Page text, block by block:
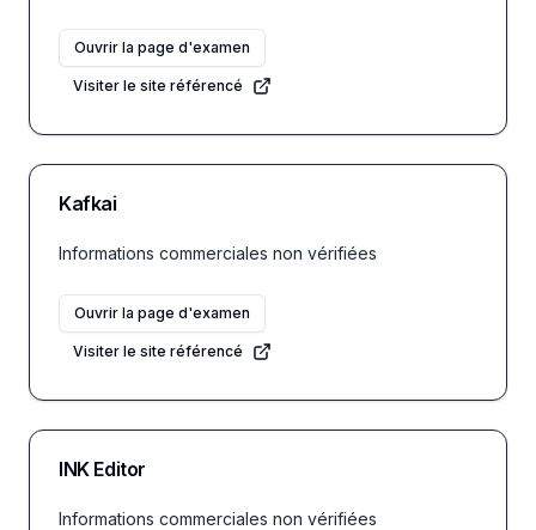
Ouvrir la page d'examen
Visiter le site référencé
Kafkai
Informations commerciales non vérifiées
Ouvrir la page d'examen
Visiter le site référencé
INK Editor
Informations commerciales non vérifiées